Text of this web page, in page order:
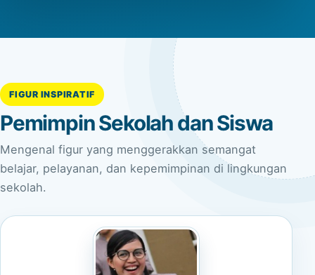
FIGUR INSPIRATIF
Pemimpin Sekolah dan Siswa
Mengenal figur yang menggerakkan semangat
belajar, pelayanan, dan kepemimpinan di lingkungan
sekolah.